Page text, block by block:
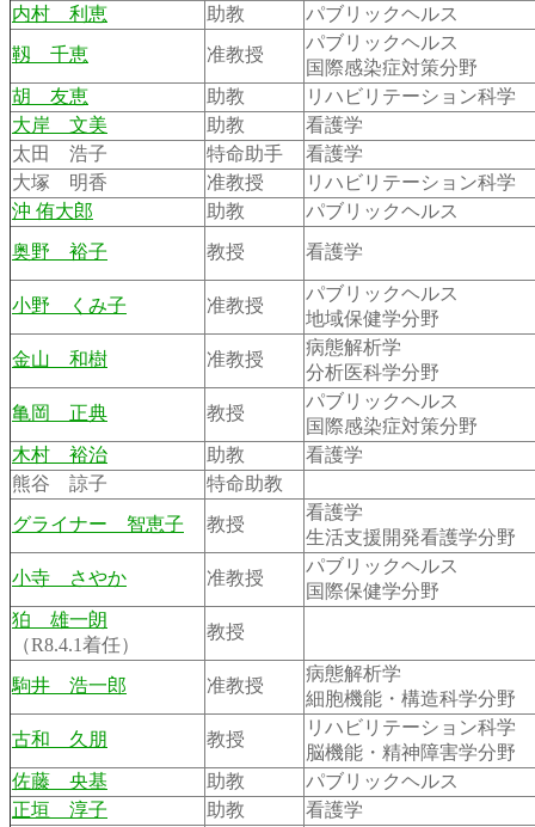
内村 利恵
助教
パブリックヘルス
靱 千恵
准教授
パブリックヘルス
国際感染症対策分野
胡 友恵
助教
リハビリテーション科学
大岸 文美
助教
看護学
太田 浩子
特命助手
看護学
大塚 明香
准教授
リハビリテーション科学
沖 侑大郎
助教
パブリックヘルス
奥野 裕子
教授 看護学
小野 くみ子 准教授
パブリックヘルス
地域保健学分野
金山 和樹
准教授
病態解析学
分析医科学分野
亀岡 正典
教授
パブリックヘルス
国際感染症対策分野
木村 裕治
助教
看護学
熊谷 諒子
特命助教
グライナー 智恵子
教授
看護学
生活支援開発看護学分野
小寺 さやか
准教授
パブリックヘルス
国際保健学分野
狛 雄一朗
（R8.4.1着任）
教授
駒井 浩一郎 准教授
病態解析学
細胞機能・構造科学分野
古和 久朋
教授
リハビリテーション科学
脳機能・精神障害学分野
佐藤 央基
助教
パブリックヘルス
正垣 淳子
助教
看護学